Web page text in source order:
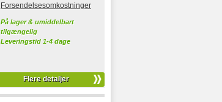
Forsendelsesomkostninger
På lager & umiddelbart
tilgængelig
Leveringstid 1-4 dage
Flere detaljer